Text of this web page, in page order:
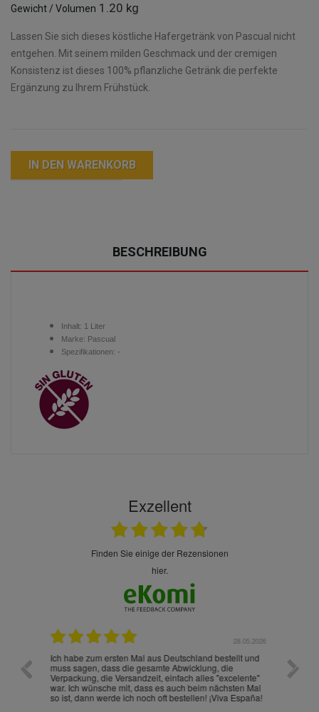
Gewicht / Volumen 1.20 kg
Lassen Sie sich dieses köstliche Hafergetränk von Pascual nicht
entgehen. Mit seinem milden Geschmack und der cremigen
Konsistenz ist dieses 100% pflanzliche Getränk die perfekte
Ergänzung zu Ihrem Frühstück.
IN DEN WARENKORB
BESCHREIBUNG
Inhalt: 1 Liter
Marke: Pascual
Spezifikationen: -
Exzellent
finden Sie einige der Rezensionen
hier.
28.05.2026
Ich habe zum ersten Mal aus Deutschland bestellt und
muss sagen, dass die gesamte Abwicklung, die
Verpackung, die Versandzeit, einfach alles "excelente"
war. Ich wünsche mit, dass es auch beim nächsten Mal
so ist, dann werde ich noch oft bestellen! ¡Viva España!
Die
gut
ist